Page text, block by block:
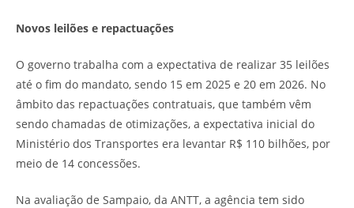
Novos leilões e repactuações
O governo trabalha com a expectativa de realizar 35 leilões
até o fim do mandato, sendo 15 em 2025 e 20 em 2026. No
âmbito das repactuações contratuais, que também vêm
sendo chamadas de otimizações, a expectativa inicial do
Ministério dos Transportes era levantar R$ 110 bilhões, por
meio de 14 concessões.
Na avaliação de Sampaio, da ANTT, a agência tem sido